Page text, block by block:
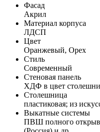
Фасад
Акрил
Материал корпуса
ЛДСП
Цвет
Оранжевый, Орех
Стиль
Современный
Стеновая панель
ХДФ в цвет
Столешница
пластиковая; из
Выкатные системы
ПВШ полного